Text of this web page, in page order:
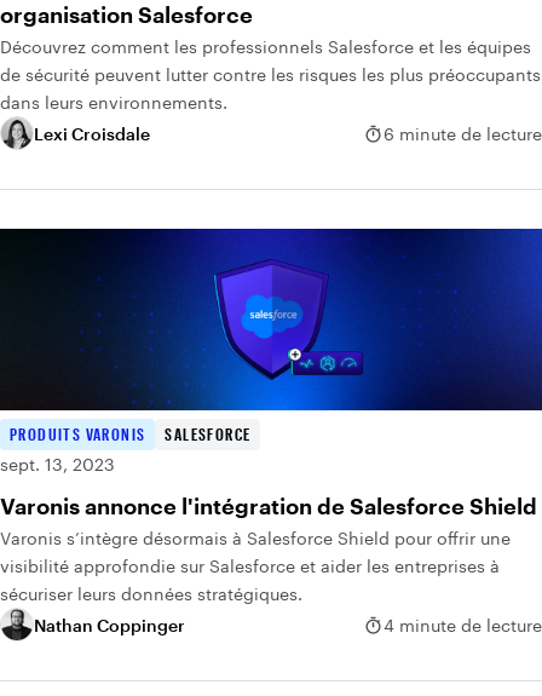
organisation Salesforce
Découvrez comment les professionnels Salesforce et les équipes
de sécurité peuvent lutter contre les risques les plus préoccupants
dans leurs environnements.
Lexi Croisdale
6 minute de lecture
PRODUITS VARONIS
SALESFORCE
sept. 13, 2023
Varonis annonce l'intégration de Salesforce Shield
Varonis s’intègre désormais à Salesforce Shield pour offrir une
visibilité approfondie sur Salesforce et aider les entreprises à
sécuriser leurs données stratégiques.
Nathan Coppinger
4 minute de lecture